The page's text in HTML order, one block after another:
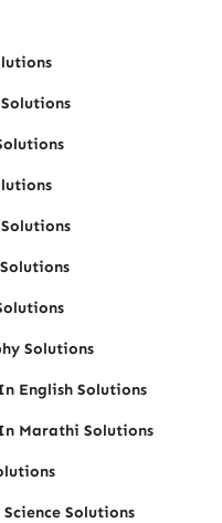
Solutions
English Solutions
Marathi Solutions
Solutions